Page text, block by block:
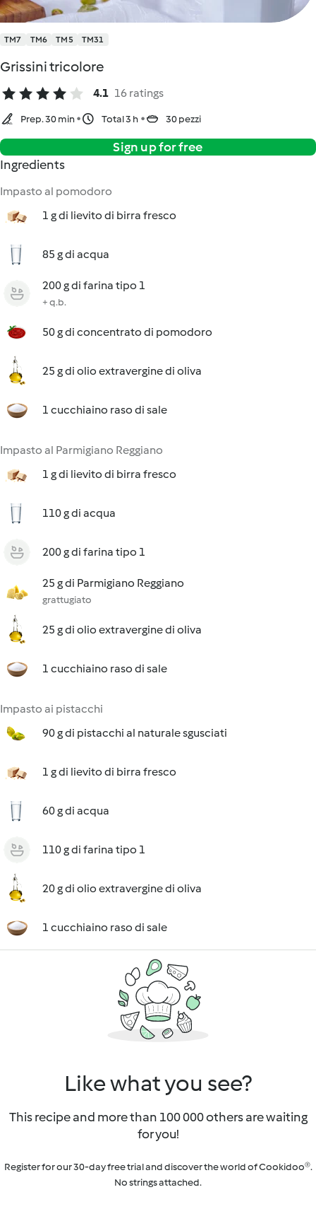
TM7 TM6 TM5 TM31
Grissini tricolore
4.1 16 ratings
Prep. 30 min Total 3 h 30 pezzi
Sign up for free
Ingredients
Impasto al pomodoro
1 g di lievito di birra fresco
85 g di acqua
200 g di farina tipo 1
+ q.b.
50 g di concentrato di pomodoro
25 g di olio extravergine di oliva
1 cucchiaino raso di sale
Impasto al Parmigiano Reggiano
1 g di lievito di birra fresco
110 g di acqua
200 g di farina tipo 1
25 g di Parmigiano Reggiano
grattugiato
25 g di olio extravergine di oliva
1 cucchiaino raso di sale
Impasto ai pistacchi
90 g di pistacchi al naturale sgusciati
1 g di lievito di birra fresco
60 g di acqua
110 g di farina tipo 1
20 g di olio extravergine di oliva
1 cucchiaino raso di sale
Like what you see?
This recipe and more than 100 000 others are waiting
for you!
Register for our 30-day free trial and discover the world of Cookidoo®.
No strings attached.